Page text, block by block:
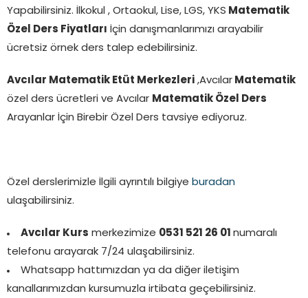
Yapabilirsiniz. İlkokul , Ortaokul, Lise, LGS, YKS Matematik
Özel Ders Fiyatları İçin danışmanlarımızı arayabilir
ücretsiz örnek ders talep edebilirsiniz.
Avcılar Matematik Etüt Merkezleri ,Avcılar Matematik
özel ders ücretleri ve Avcılar Matematik Özel Ders
Arayanlar İçin Birebir Özel Ders tavsiye ediyoruz.
Özel derslerimizle İlgili ayrıntılı bilgiye buradan
ulaşabilirsiniz.
Avcılar Kurs merkezimize 0531 521 26 01 numaralı
telefonu arayarak 7/24 ulaşabilirsiniz.
Whatsapp hattımızdan ya da diğer iletişim
kanallarımızdan kursumuzla irtibata geçebilirsiniz.